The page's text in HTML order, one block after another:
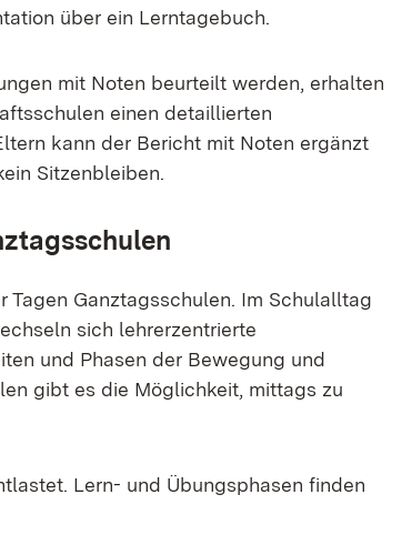
über ein Lerntagebuch.
mit Noten beurteilt werden, erhalten
einen detaillierten
kann der Bericht mit Noten ergänzt
Sitzenbleiben.
Tagen Ganztagsschulen. Im Schulalltag
sich lehrerzentrierte
und Phasen der Bewegung und
gibt es die Möglichkeit, mittags zu
Lern- und Übungsphasen finden